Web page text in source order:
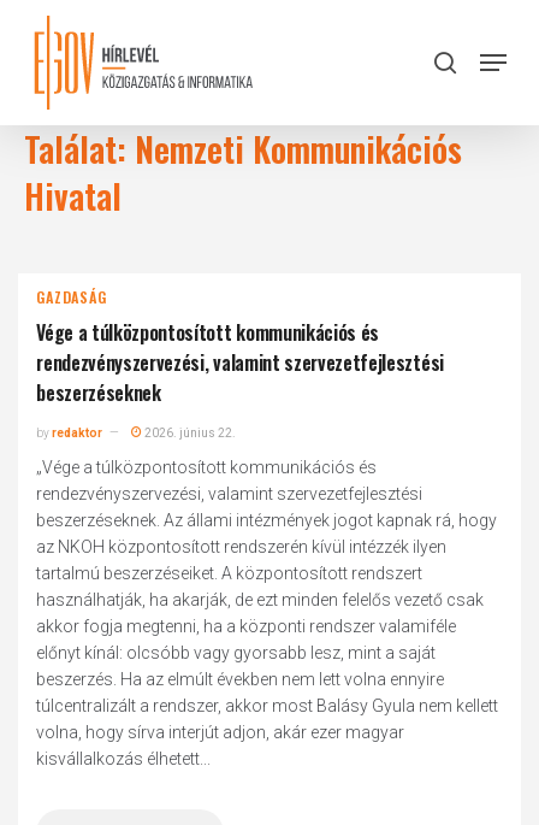
content
search
Menu
Találat: Nemzeti Kommunikációs
Hivatal
GAZDASÁG
Vége a túlközpontosított kommunikációs és
rendezvényszervezési, valamint szervezetfejlesztési
beszerzéseknek
byredaktor 2026. június 22.
„Vége a túlközpontosított kommunikációs és
rendezvényszervezési, valamint szervezetfejlesztési
beszerzéseknek. Az állami intézmények jogot kapnak rá, hogy
az NKOH központosított rendszerén kívül intézzék ilyen
tartalmú beszerzéseiket. A központosított rendszert
használhatják, ha akarják, de ezt minden felelős vezető csak
akkor fogja megtenni, ha a központi rendszer valamiféle
előnyt kínál: olcsóbb vagy gyorsabb lesz, mint a saját
beszerzés. Ha az elmúlt években nem lett volna ennyire
túlcentralizált a rendszer, akkor most Balásy Gyula nem kellett
volna, hogy sírva interjút adjon, akár ezer magyar
kisvállalkozás élhetett...
Close